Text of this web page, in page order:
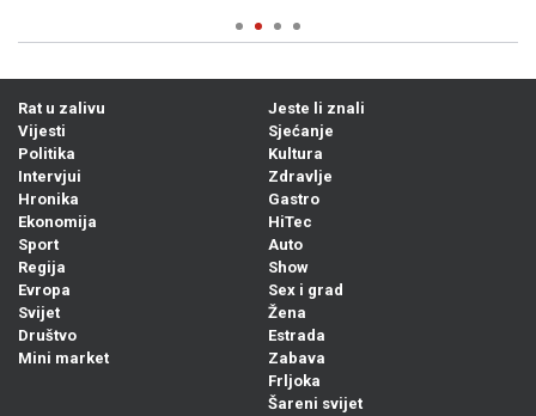
Rat u zalivu
Vijesti
Politika
Intervjui
Hronika
Ekonomija
Sport
Regija
Evropa
Svijet
Društvo
Mini market
Jeste li znali
Sjećanje
Kultura
Zdravlje
Gastro
HiTec
Auto
Show
Sex i grad
Žena
Estrada
Zabava
Frljoka
Šareni svijet